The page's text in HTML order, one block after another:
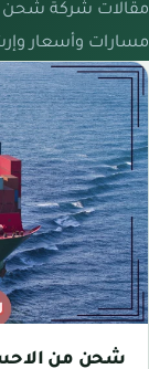
مقالات شركة شحن
مسارات وأسعار
شحن من